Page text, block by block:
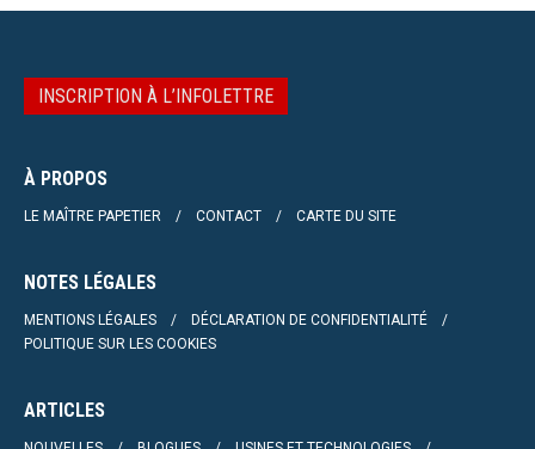
INSCRIPTION À L’INFOLETTRE
À PROPOS
LE MAÎTRE PAPETIER CONTACT CARTE DU SITE
NOTES LÉGALES
MENTIONS LÉGALES
DÉCLARATION DE CONFIDENTIALITÉ
POLITIQUE SUR LES COOKIES
ARTICLES